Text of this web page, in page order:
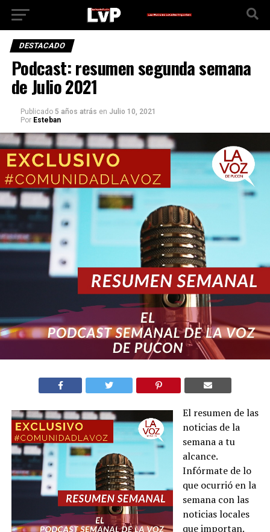
DESTACADO
Podcast: resumen segunda semana
de Julio 2021
Publicado 5 años atrás en Julio 10, 2021
Por Esteban
El resumen de las
noticias de la
semana a tu
alcance.
Infórmate de lo
que ocurrió en la
semana con las
noticias locales
que importan.